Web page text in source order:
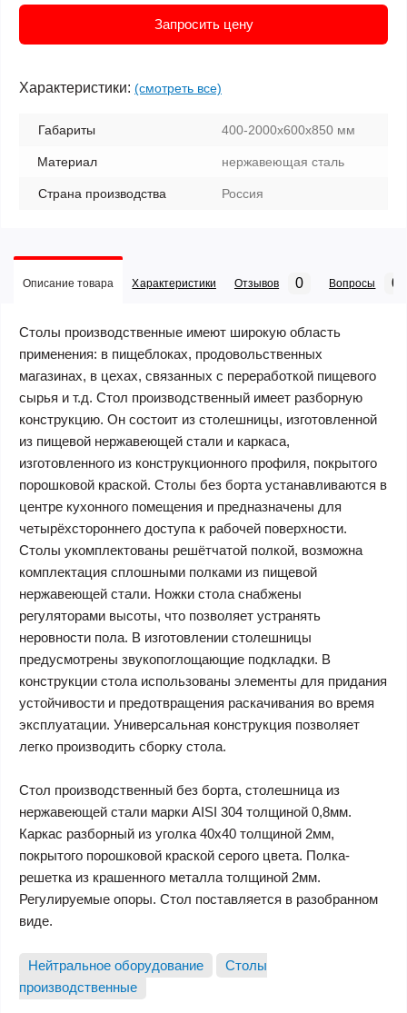
Запросить цену
Характеристики: (смотреть все)
Габариты 400-2000х600х850 мм
Материал нержавеющая сталь
Страна производства Россия
Описание товара Характеристики Отзывов 0 Вопросы 0
Столы производственные имеют широкую область
применения: в пищеблоках, продовольственных
магазинах, в цехах, связанных с переработкой пищевого
сырья и т.д. Стол производственный имеет разборную
конструкцию. Он состоит из столешницы, изготовленной
из пищевой нержавеющей стали и каркаса,
изготовленного из конструкционного профиля, покрытого
порошковой краской. Столы без борта устанавливаются в
центре кухонного помещения и предназначены для
четырёхстороннего доступа к рабочей поверхности.
Столы укомплектованы решётчатой полкой, возможна
комплектация сплошными полками из пищевой
нержавеющей стали. Ножки стола снабжены
регуляторами высоты, что позволяет устранять
неровности пола. В изготовлении столешницы
предусмотрены звукопоглощающие подкладки. В
конструкции стола использованы элементы для придания
устойчивости и предотвращения раскачивания во время
эксплуатации. Универсальная конструкция позволяет
легко производить сборку стола.
Стол производственный без борта, столешница из
нержавеющей стали марки AISI 304 толщиной 0,8мм.
Каркас разборный из уголка 40х40 толщиной 2мм,
покрытого порошковой краской серого цвета. Полка-
решетка из крашенного металла толщиной 2мм.
Регулируемые опоры. Стол поставляется в разобранном
виде.
Нейтральное оборудование
Столы
производственные